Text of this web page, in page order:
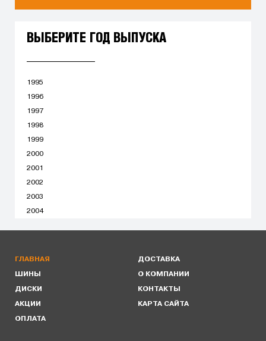
ВЫБЕРИТЕ ГОД ВЫПУСКА
1995
1996
1997
1998
1999
2000
2001
2002
2003
2004
ГЛАВНАЯ
ШИНЫ
ДИСКИ
АКЦИИ
ОПЛАТА
ДОСТАВКА
О КОМПАНИИ
КОНТАКТЫ
КАРТА САЙТА